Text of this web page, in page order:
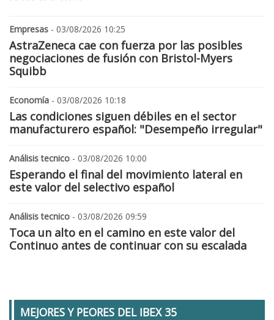
Empresas - 03/08/2026 10:25
AstraZeneca cae con fuerza por las posibles
negociaciones de fusión con Bristol-Myers
Squibb
Economía - 03/08/2026 10:18
Las condiciones siguen débiles en el sector
manufacturero español: "Desempeño irregular"
Análisis tecnico - 03/08/2026 10:00
Esperando el final del movimiento lateral en
este valor del selectivo español
Análisis tecnico - 03/08/2026 09:59
Toca un alto en el camino en este valor del
Continuo antes de continuar con su escalada
MEJORES Y PEORES DEL IBEX 35